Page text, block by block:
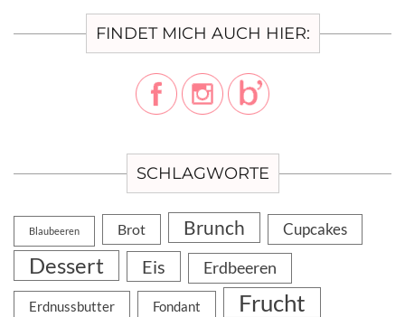
FINDET MICH AUCH HIER:
SCHLAGWORTE
Blaubeeren Brot Brunch Cupcakes
Dessert Eis Erdbeeren
Erdnussbutter Fondant Frucht